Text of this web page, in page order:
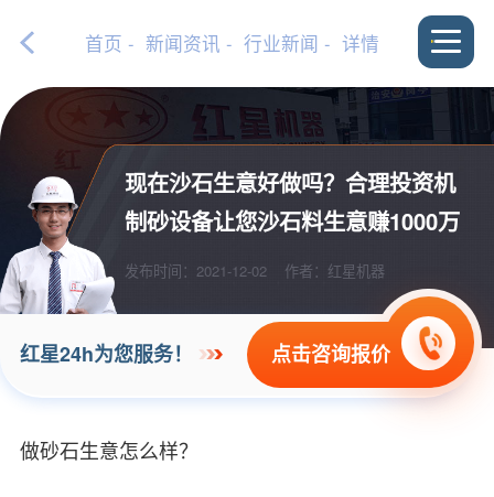
首页 - 新闻资讯 - 行业新闻 - 详情
现在沙石生意好做吗？合理投资机
制砂设备让您沙石料生意赚1000万
发布时间：2021-12-02 作者：红星机器
红星24h为您服务！ 点击咨询报价
做砂石生意怎么样？